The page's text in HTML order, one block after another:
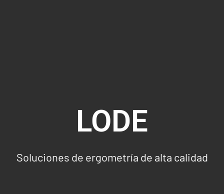
LODE
Soluciones de ergometría de alta calidad